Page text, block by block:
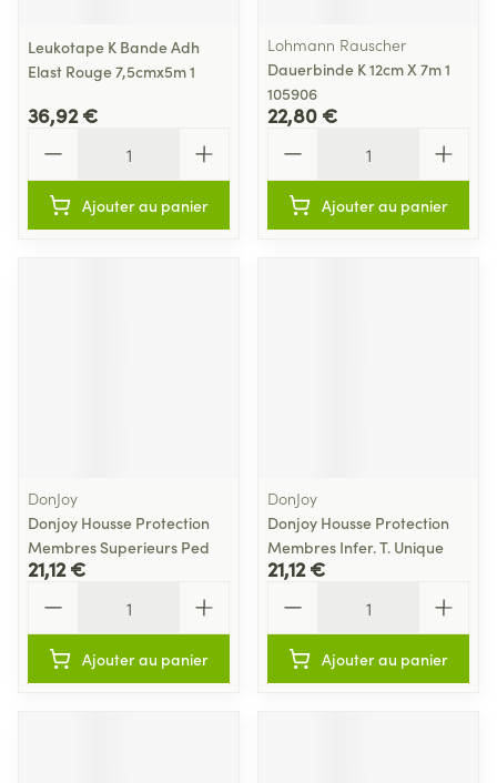
Leukotape K Bande Adh
Elast Rouge 7,5cmx5m 1
36,92 €
Ajouter au panier
Lohmann Rauscher
Dauerbinde K 12cm X 7m 1
105906
22,80 €
Ajouter au panier
DonJoy
Donjoy Housse Protection
Membres Superieurs Ped
21,12 €
Ajouter au panier
DonJoy
Donjoy Housse Protection
Membres Infer. T. Unique
21,12 €
Ajouter au panier